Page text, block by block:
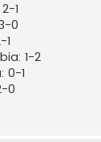
1
0
1
1-2
0-1
0